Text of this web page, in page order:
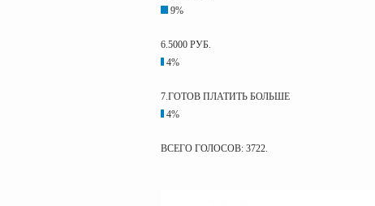
9%
6.5000 РУБ.
4%
7.ГОТОВ ПЛАТИТЬ БОЛЬШЕ
4%
ВСЕГО ГОЛОСОВ: 3722.